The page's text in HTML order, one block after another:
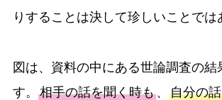
りすることは決して珍しいことでは
図は、資料の中にある世論調査の結
す。 相手の話を聞く時も、 自分の